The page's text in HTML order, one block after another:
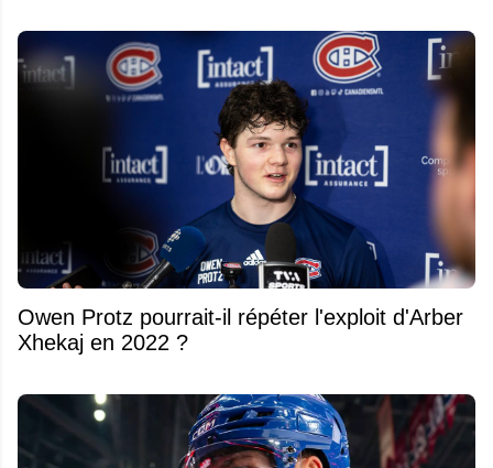
Owen Protz pourrait-il répéter l'exploit d'Arber
Xhekaj en 2022 ?